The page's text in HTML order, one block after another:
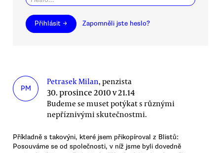
Přihlásit → Zapomněli jste heslo?
PM
Petrasek Milan, penzista
30. prosince 2010 v 21.14
Budeme se muset potýkat s různými
nepříznivými skutečnostmi.
Příkladně s takovýni, které jsem přikopíroval z Blistů:
Posouváme se od společnosti, v níž jsme byli dovedně